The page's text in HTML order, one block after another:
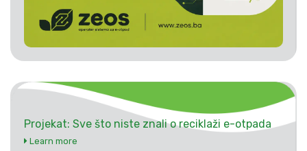
Projekat: Sve što niste znali o reciklaži e-otpada
Learn more